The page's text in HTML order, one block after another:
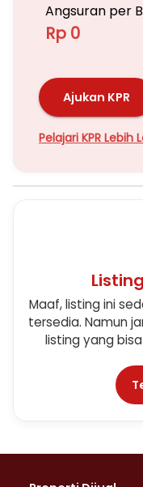
Angsuran per
Rp 0
Ajukan KPR
Pelajari KPR Lebih
Maaf, listing ini
tersedia. Namun
listing yang